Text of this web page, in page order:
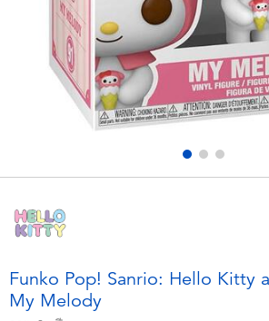
เกมและพัซเซิล
ของเล่นเพื่อการเรียนรู้
กิจกรรมกลางแจ้งและกีฬา
ของเล่นนุ่มนิ่ม
playpop
Barbie บาร์บี้
Funko Pop! Sanrio: Hello Kitty
My Melody